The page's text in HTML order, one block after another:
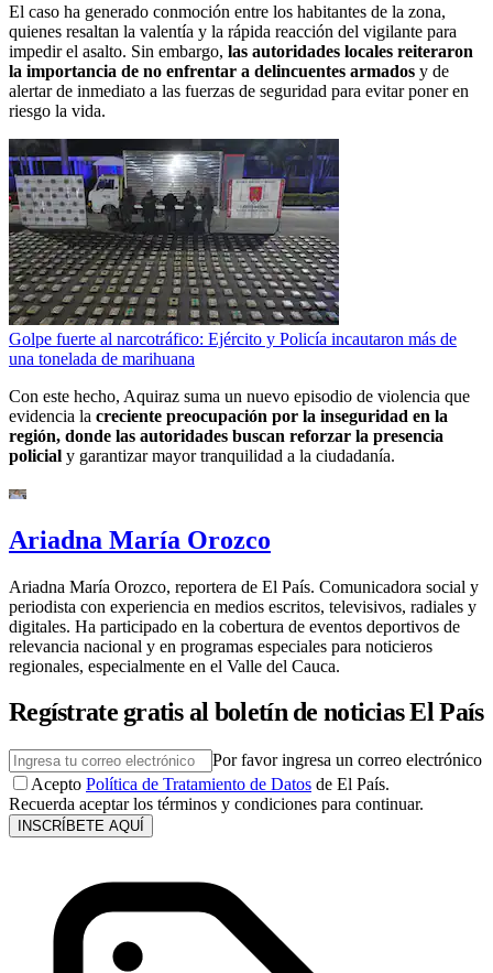
El caso ha generado conmoción entre los habitantes de la zona,
quienes resaltan la valentía y la rápida reacción del vigilante para
impedir el asalto. Sin embargo, las autoridades locales reiteraron
la importancia de no enfrentar a delincuentes armados y de
alertar de inmediato a las fuerzas de seguridad para evitar poner en
riesgo la vida.
Golpe fuerte al narcotráfico: Ejército y Policía incautaron más de
una tonelada de marihuana
Con este hecho, Aquiraz suma un nuevo episodio de violencia que
evidencia la creciente preocupación por la inseguridad en la
región, donde las autoridades buscan reforzar la presencia
policial y garantizar mayor tranquilidad a la ciudadanía.
Ariadna María Orozco
Ariadna María Orozco, reportera de El País. Comunicadora social y
periodista con experiencia en medios escritos, televisivos, radiales y
digitales. Ha participado en la cobertura de eventos deportivos de
relevancia nacional y en programas especiales para noticieros
regionales, especialmente en el Valle del Cauca.
Regístrate gratis al boletín de noticias El País
Por favor ingresa un correo electrónico
Acepto Política de Tratamiento de Datos de El País.
Recuerda aceptar los términos y condiciones para continuar.
INSCRÍBETE AQUÍ